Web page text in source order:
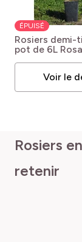
ÉPUISÉ
Rosiers demi-
pot de 6L Rosa
Voir le
Rosiers
retenir